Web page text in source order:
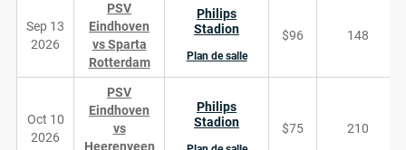
Sep 13
2026
PSV
Eindhoven
vs Sparta
Rotterdam
Philips
Stadion
Plan de salle
$96 148
Oct 10
2026
PSV
Eindhoven
vs
Heerenveen
Philips
Stadion
$75 210